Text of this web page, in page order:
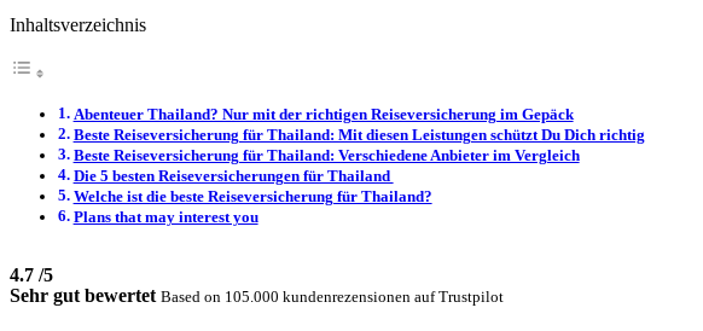
Inhaltsverzeichnis
Abenteuer Thailand? Nur mit der richtigen Reiseversicherung im Gepäck
Beste Reiseversicherung für Thailand: Mit diesen Leistungen schützt Du Dich richtig
Beste Reiseversicherung für Thailand: Verschiedene Anbieter im Vergleich
Die 5 besten Reiseversicherungen für Thailand
Welche ist die beste Reiseversicherung für Thailand?
Plans that may interest you
4.7 /5
Sehr gut bewertet Based on 105.000 kundenrezensionen auf Trustpilot